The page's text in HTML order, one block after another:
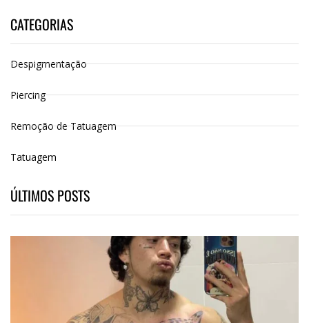
CATEGORIAS
Despigmentação
Piercing
Remoção de Tatuagem
Tatuagem
ÚLTIMOS POSTS